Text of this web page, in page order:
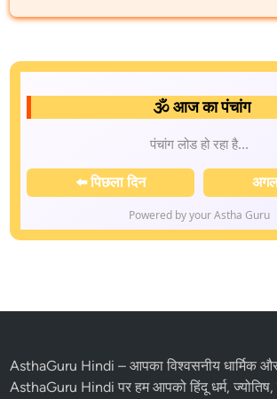
🕉️ आज का पंचांग
पंचांग लोड हो रहा है...
⬅️ पिछला दिन
Powered by your Astha Guru
AsthaGuru Hindi– आपका विश्वसनीय धार्मिक
AsthaGuru Hindi पर हम आपको हिंदू धर्म, ज्योतिष,